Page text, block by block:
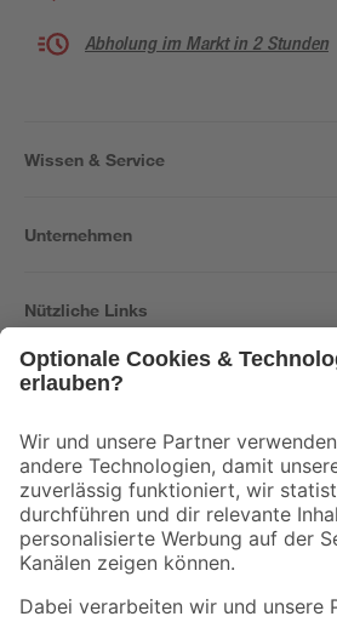
Abholung im Markt in 2 Stunden
Wissen & Service
Unternehmen
Nützliche Links
Der toom Newsletter: Keine Angebote und
Zur Newsletter Anmeldung
Folge uns